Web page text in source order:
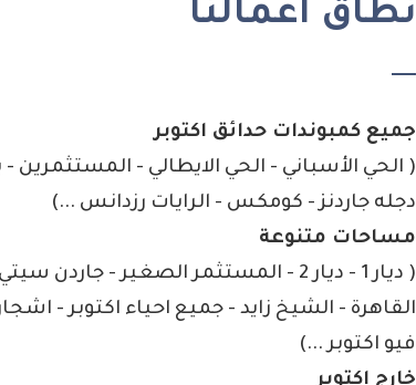
نطاق أعمالنا
جميع كمبوندات حدائق اكتوبر
( الحي الأسباني - الحي الايطالي - المستثمرين -
دجله جاردنز - كومكس - الرايات رزدانس ...)
مساحات متنوعة
( ديار 1 - ديار 2 - المستثمر الصغير -
القاهرة - الشيخ زايد - جميع احياء اكتوبر -
فيو اكتوبر ...)